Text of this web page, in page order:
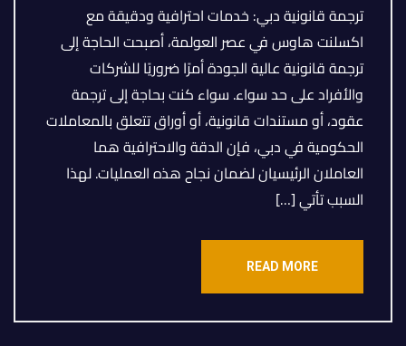
ترجمة قانونية دبي: خدمات احترافية ودقيقة مع
اكسلنت هاوس في عصر العولمة، أصبحت الحاجة إلى
ترجمة قانونية عالية الجودة أمرًا ضروريًا للشركات
والأفراد على حد سواء. سواء كنت بحاجة إلى ترجمة
عقود، أو مستندات قانونية، أو أوراق تتعلق بالمعاملات
الحكومية في دبي، فإن الدقة والاحترافية هما
العاملان الرئيسيان لضمان نجاح هذه العمليات. لهذا
السبب تأتي […]
READ MORE